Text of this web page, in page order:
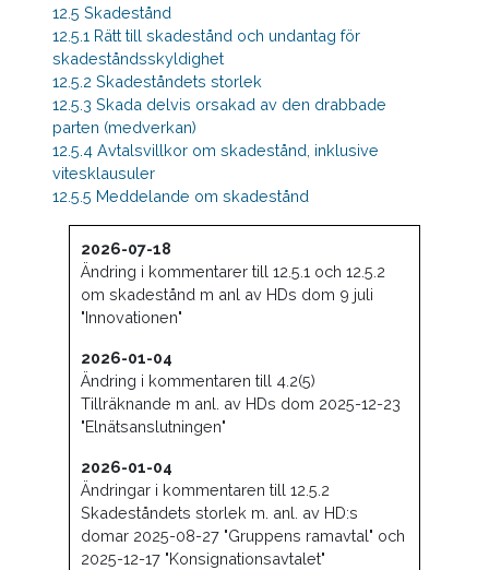
12.5 Skadestånd
12.5.1 Rätt till skadestånd och undantag för
skadeståndsskyldighet
12.5.2 Skadeståndets storlek
12.5.3 Skada delvis orsakad av den drabbade
parten (medverkan)
12.5.4 Avtalsvillkor om skadestånd, inklusive
vitesklausuler
12.5.5 Meddelande om skadestånd
2026-07-18
Ändring i kommentarer till 12.5.1 och 12.5.2
om skadestånd m anl av HDs dom 9 juli
"Innovationen"
2026-01-04
Ändring i kommentaren till 4.2(5)
Tillräknande m anl. av HDs dom 2025-12-23
"Elnätsanslutningen"
2026-01-04
Ändringar i kommentaren till 12.5.2
Skadeståndets storlek m. anl. av HD:s
domar 2025-08-27 "Gruppens ramavtal" och
2025-12-17 "Konsignationsavtalet"